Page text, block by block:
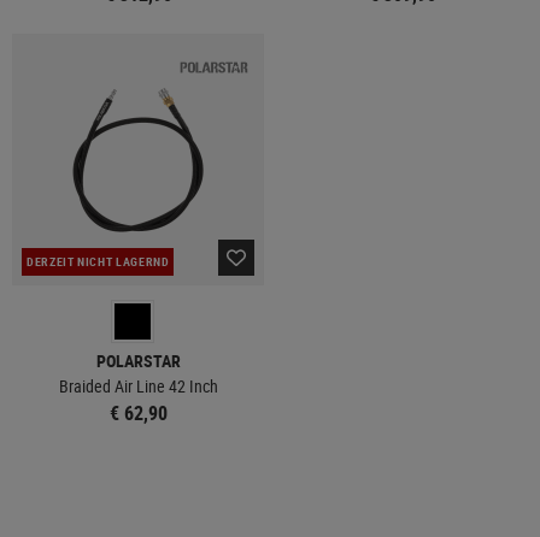
DERZEIT NICHT LAGERND
POLARSTAR
Braided Air Line 42 Inch
€ 62,90